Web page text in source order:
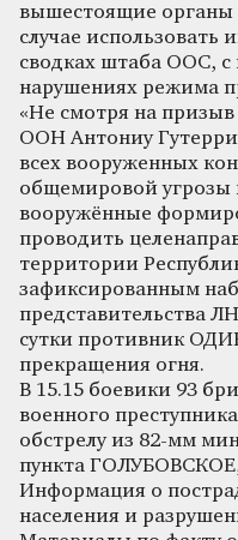
вышестоящие органы
случае
сводках штаба ООС,
нарушениях режима
«Не смотря на призыв
ООН Антониу
всех вооруженных
общемировой угрозы
вооружённые
проводить
территории
зафиксированным
представительства
сутки противник
прекращения огня.
В 15.15 боевики 93
военного
обстрелу из 82-мм
пункта
Информация о
населения и